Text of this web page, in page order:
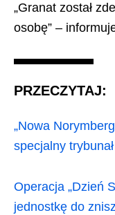
„Granat został
osobę” –
PRZECZYTAJ:
„Nowa
specjalny
Operacja „Dzień
jednostkę do